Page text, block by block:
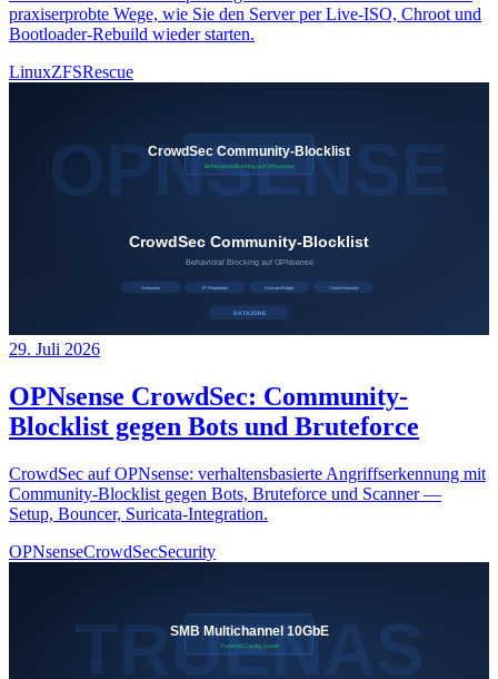
praxiserprobte Wege, wie Sie den Server per Live-ISO, Chroot und
Bootloader-Rebuild wieder starten.
LinuxZFSRescue
29. Juli 2026
OPNsense CrowdSec: Community-
Blocklist gegen Bots und Bruteforce
CrowdSec auf OPNsense: verhaltensbasierte Angriffserkennung mit
Community-Blocklist gegen Bots, Bruteforce und Scanner —
Setup, Bouncer, Suricata-Integration.
OPNsenseCrowdSecSecurity